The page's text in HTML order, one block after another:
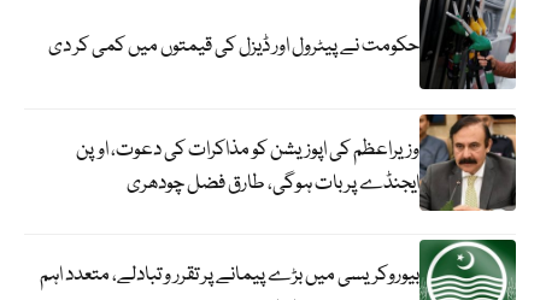
حکومت نے پیٹرول اور ڈیزل کی قیمتوں میں کمی کر دی
وزیراعظم کی اپوزیشن کو مذاکرات کی دعوت، اوپن
ایجنڈے پر بات ہوگی، طارق فضل چودھری
بیوروکریسی میں بڑے پیمانے پر تقرر و تبادلے، متعدد اہم